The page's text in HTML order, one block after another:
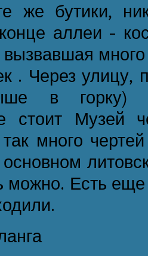
же бутики,
аллеи -
. Через улицу,
в горку)
стоит Музей
много
можно. Есть